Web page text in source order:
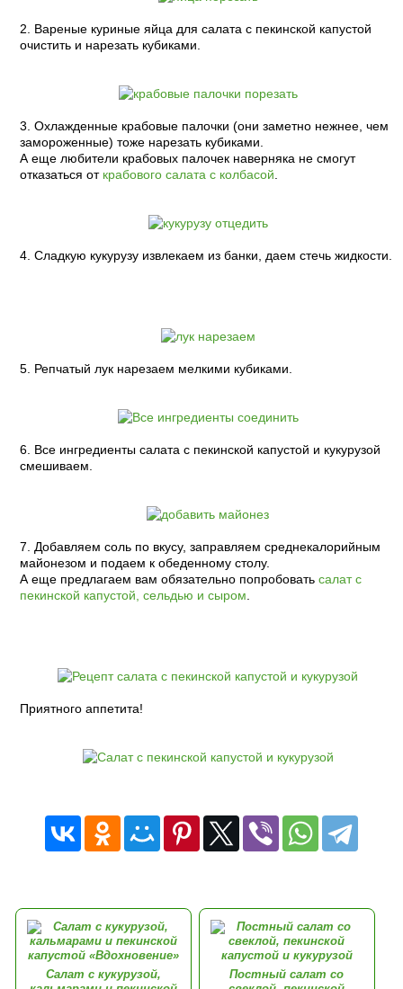
2. Вареные куриные яйца для салата с пекинской капустой
очистить и нарезать кубиками.
3. Охлажденные крабовые палочки (они заметно нежнее, чем
замороженные) тоже нарезать кубиками.
А еще любители крабовых палочек наверняка не смогут
отказаться от крабового салата с колбасой
4. Сладкую кукурузу извлекаем из банки, даем стечь жидкости.
5. Репчатый лук нарезаем мелкими кубиками.
6. Все ингредиенты салата с пекинской капустой и кукурузой
смешиваем.
7. Добавляем соль по вкусу, заправляем среднекалорийным
майонезом и подаем к обеденному столу.
А еще предлагаем вам обязательно попробовать салат с
пекинской капустой, сельдью и сыром
Приятного аппетита!
Салат с кукурузой,
Постный салат со